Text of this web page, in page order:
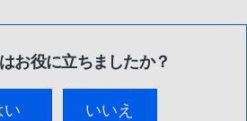
お役に立ちましたか？
い いいえ